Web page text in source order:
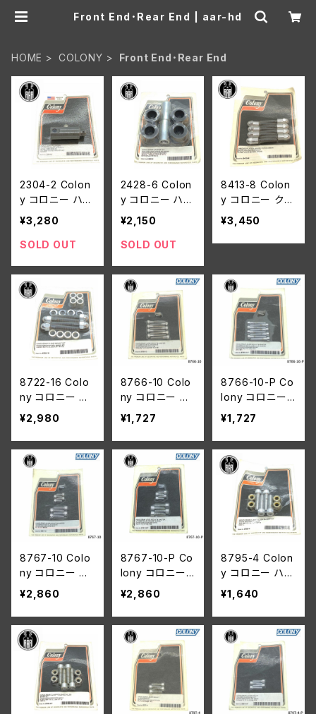
Front End･Rear End | aar-hd
HOME COLONY Front End･Rear End
2304-2 Colon
y コロニー ハン
ドルバー プラン
ジャー ハーレー
ダビッドソン 19
ツイン 45 モデ
ル
¥3,280
SOLD OUT
2428-6 Colon
y コロニー ハン
ドルバー ダンパ
ー キット ハーレ
ーダビッドソン 1
グツイン スポー
ツスター
¥2,150
SOLD OUT
8413-8 Colon
y コロニー クロ
ームメッキ エー
コン ハンドルバ
ー スイッチ ハウ
ーキット ハーレ
ー ビッグツイン
スポーツスター
1973-81年
¥3,450
8722-16 Colo
ny コロニー ハ
ンドルバー クラ
ンプ マウントキ
ット ハーレーダ
ビッドソン FX X
L 1974年以降 F
LST
¥2,980
8766-10 Colo
ny コロニー ハ
ンドルバー レバ
ー マウント マス
ター シリンダー
カバー アレンス
クリュー クロー
ム ハーレー 197
3-1981年 ビッグ
ツイン スポーツ
スター
¥1,727
8766-10-P Co
lony コロニー
ハンドルバー レ
バー マウント マ
スター シリンダ
ーカバー アレン
スクリュー クロ
ーム ハーレー 1
973-1981年 ビ
ッグツイン スポ
ーツスター
¥1,727
8767-10 Colo
ny コロニー ハ
ンドルバー レバ
ー マウント マス
ターシリンダー
カバー アレンス
クリュー ハーレ
ー 1982-95年
FL FX XL
¥2,860
8767-10-P Co
lony コロニー
ハンドルバー レ
バー マウント マ
スター シリンダ
ーカバー ポリッ
シュド スクリュ
ー ハーレー 198
2-1995年 FL F
X XL
¥2,860
8795-4 Colon
y コロニー ハン
ドルバー クラン
プ アレン スクリ
ューキット クロ
ーム ハーレーダ
ビッドソン 1974
-1981年 FX XL
¥1,640